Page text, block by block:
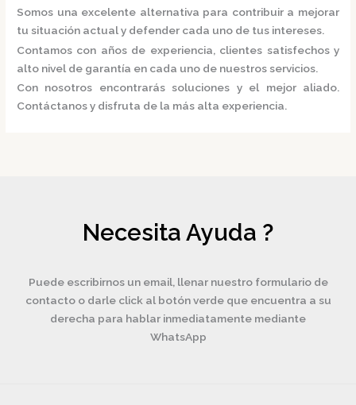
Somos una excelente alternativa para contribuir a mejorar
tu situación actual y defender cada uno de tus intereses.
Contamos con años de experiencia, clientes satisfechos y
alto nivel de garantía en cada uno de nuestros servicios.
Con nosotros encontrarás soluciones y el mejor aliado.
Contáctanos y disfruta de la más alta experiencia.
Necesita Ayuda ?
Puede escribirnos un email, llenar nuestro formulario de
contacto o darle click al botón verde que encuentra a su
derecha para hablar inmediatamente mediante
WhatsApp